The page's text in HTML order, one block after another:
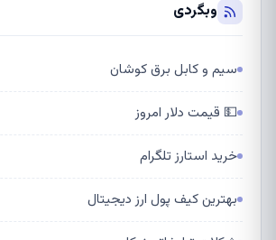
وبگردی
سیم و کابل برق کوشان
💵 قیمت دلار امروز
خرید استارز تلگرام
بهترین کیف پول ارز دیجیتال